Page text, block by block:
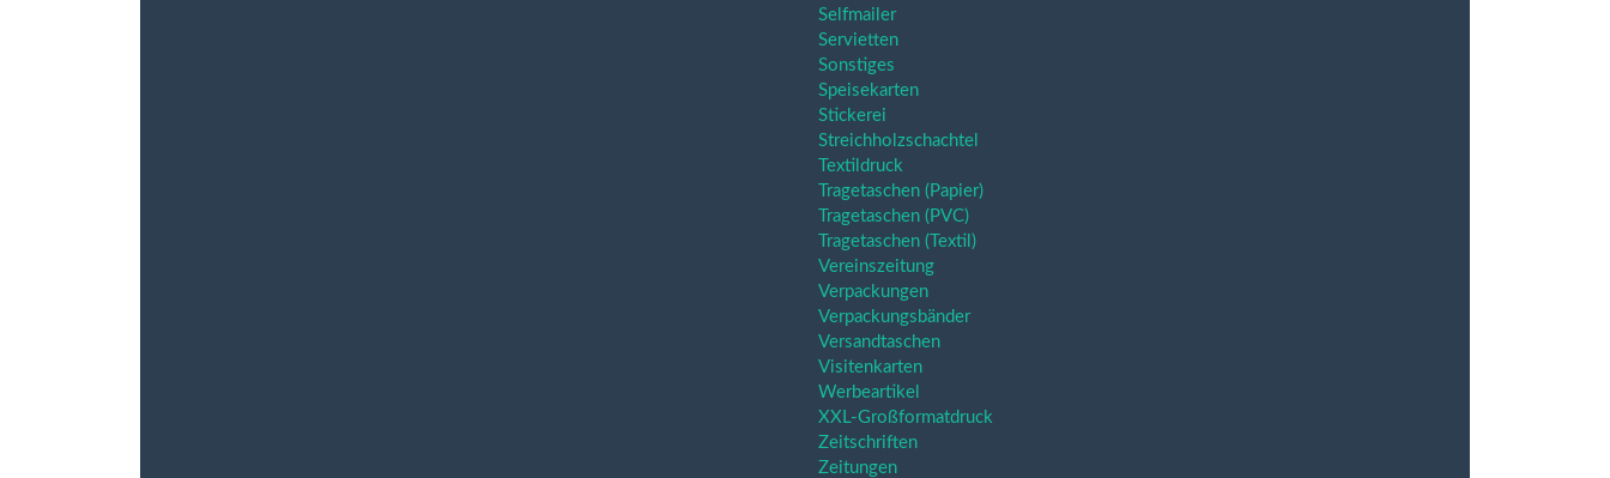
Selfmailer
Servietten
Sonstiges
Speisekarten
Stickerei
Streichholzschachtel
Textildruck
Tragetaschen (Papier)
Tragetaschen (PVC)
Tragetaschen (Textil)
Vereinszeitung
Verpackungen
Verpackungsbänder
Versandtaschen
Visitenkarten
Werbeartikel
XXL-Großformatdruck
Zeitschriften
Zeitungen